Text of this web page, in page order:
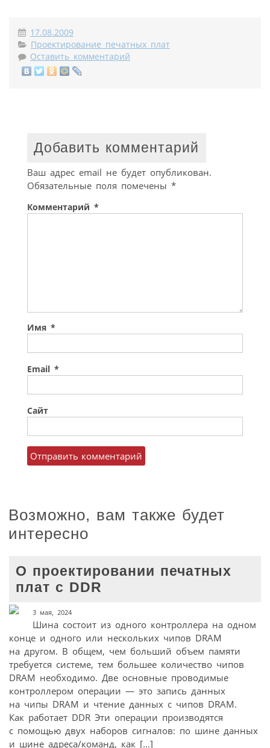
17.08.2009
Проектирование печатных плат
Оставить комментарий
Добавить комментарий
Ваш адрес email не будет опубликован.
Обязательные поля помечены *
Комментарий *
Имя *
Email *
Сайт
Возможно, вам также будет
интересно
О проектировании печатных
плат с DDR
3 мая, 2024
Шина состоит из одного контроллера на одном
конце и одного или нескольких чипов DRAM
на другом. В общем, чем больший объем памяти
требуется системе, тем большее количество чипов
DRAM необходимо. Две основные проводимые
контроллером операции — это запись данных
на чипы DRAM и чтение данных с чипов DRAM.
Как работает DDR Эти операции производятся
с помощью двух наборов сигналов: по шине данных
и шине адреса/команд, как […]